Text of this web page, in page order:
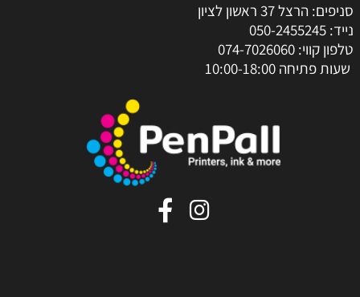
סניפים: הרצל 37 ראשון לציון
נייד: 050-2455245
טלפון קווי: 074-7026060
שעות פתיחה 10:00-18:00